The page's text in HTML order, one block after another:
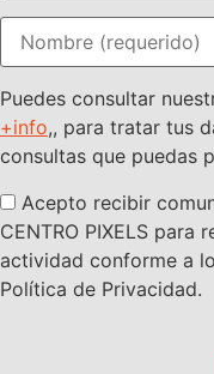
Puedes consultar
+info,, para tratar tus
consultas que puedas
Acepto recibir
CENTRO PIXELS
actividad conforme a
Política de Privacidad.